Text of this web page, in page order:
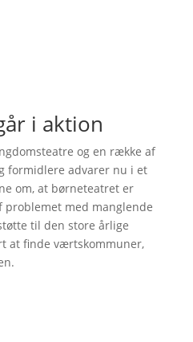
i aktion
og en række af
formidlere advarer nu i et
om, at børneteatret er
problemet med manglende
til den store årlige
at finde værtskommuner,